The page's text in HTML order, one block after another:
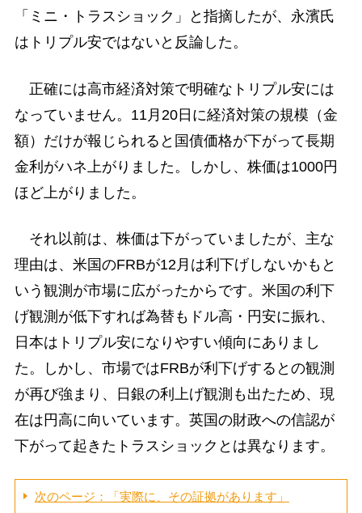
「ミニ・トラスショック」と指摘したが、永濱氏
はトリプル安ではないと反論した。
正確には高市経済対策で明確なトリプル安には
なっていません。11月20日に経済対策の規模（金
額）だけが報じられると国債価格が下がって長期
金利がハネ上がりました。しかし、株価は1000円
ほど上がりました。
それ以前は、株価は下がっていましたが、主な
理由は、米国のFRBが12月は利下げしないかもと
いう観測が市場に広がったからです。米国の利下
げ観測が低下すれば為替もドル高・円安に振れ、
日本はトリプル安になりやすい傾向にありまし
た。しかし、市場ではFRBが利下げするとの観測
が再び強まり、日銀の利上げ観測も出たため、現
在は円高に向いています。英国の財政への信認が
下がって起きたトラスショックとは異なります。
次のページ：「実際に、その証拠があります」